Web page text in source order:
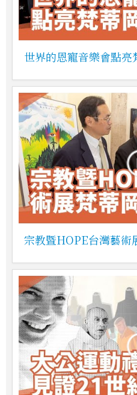
世界的恩寵音樂會點亮
宗教暨HOPE台灣藝術